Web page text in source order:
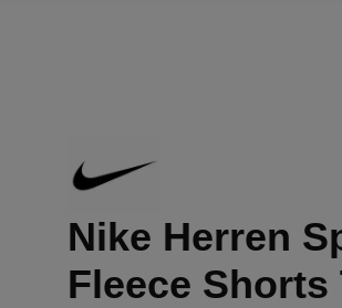
Nike Herren
Fleece